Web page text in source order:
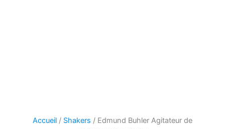
Accueil / Shakers / Edmund Buhler Agitateur de